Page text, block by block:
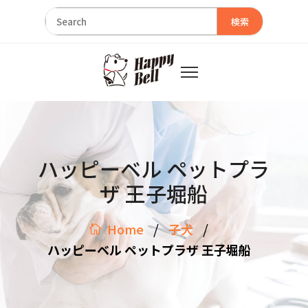
検索
ハッピーベル ペットプラ
ザ 王子堀船
Home / 子犬 /
ハッピーベル ペットプラザ 王子堀船